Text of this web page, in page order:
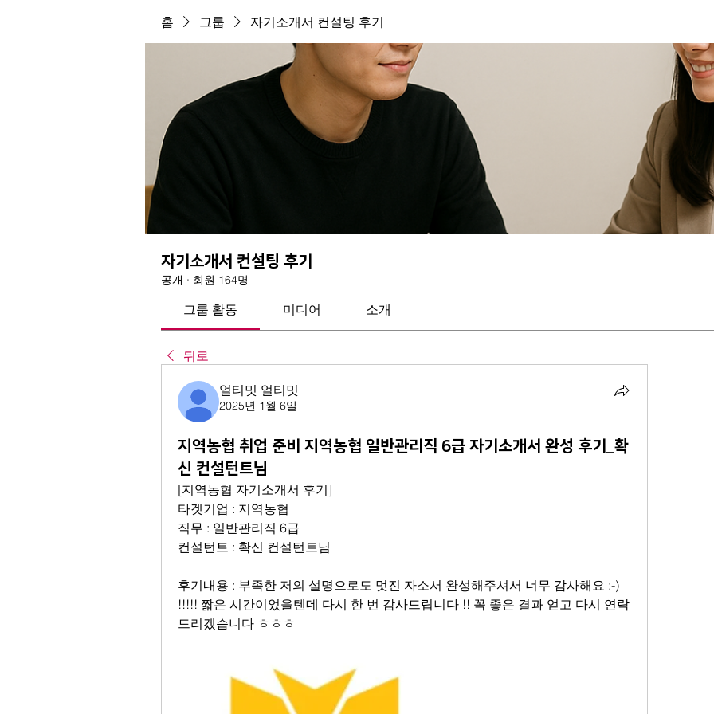
홈 그룹 자기소개서 컨설팅 후기
자기소개서 컨설팅 후기
공개 · 회원 164명
그룹 활동 미디어 소개
뒤로
얼티밋 얼티밋
2025년 1월 6일
지역농협 취업 준비 지역농협 일반관리직 6급 자기소개서 완성 후기_확
신 컨설턴트님
[지역농협 자기소개서 후기]
타겟기업 : 지역농협
직무 : 일반관리직 6급
컨설턴트 : 확신 컨설턴트님
후기내용 : 부족한 저의 설명으로도 멋진 자소서 완성해주셔서 너무 감사해요 :-)
!!!!! 짧은 시간이었을텐데 다시 한 번 감사드립니다 !! 꼭 좋은 결과 얻고 다시 연락
드리겠습니다 ㅎㅎㅎ